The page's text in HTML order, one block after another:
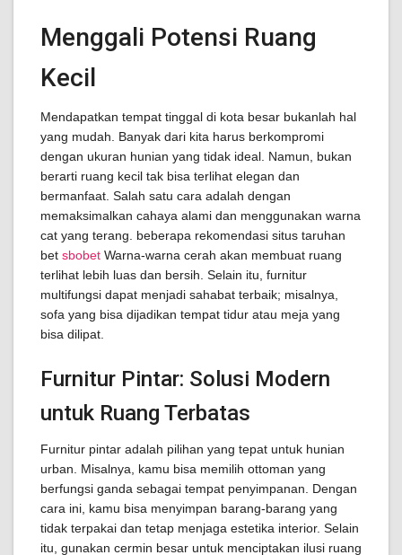
Menggali Potensi Ruang
Kecil
Mendapatkan tempat tinggal di kota besar bukanlah hal
yang mudah. Banyak dari kita harus berkompromi
dengan ukuran hunian yang tidak ideal. Namun, bukan
berarti ruang kecil tak bisa terlihat elegan dan
bermanfaat. Salah satu cara adalah dengan
memaksimalkan cahaya alami dan menggunakan warna
cat yang terang. beberapa rekomendasi situs taruhan
bet sbobet Warna-warna cerah akan membuat ruang
terlihat lebih luas dan bersih. Selain itu, furnitur
multifungsi dapat menjadi sahabat terbaik; misalnya,
sofa yang bisa dijadikan tempat tidur atau meja yang
bisa dilipat.
Furnitur Pintar: Solusi Modern
untuk Ruang Terbatas
Furnitur pintar adalah pilihan yang tepat untuk hunian
urban. Misalnya, kamu bisa memilih ottoman yang
berfungsi ganda sebagai tempat penyimpanan. Dengan
cara ini, kamu bisa menyimpan barang-barang yang
tidak terpakai dan tetap menjaga estetika interior. Selain
itu, gunakan cermin besar untuk menciptakan ilusi ruang